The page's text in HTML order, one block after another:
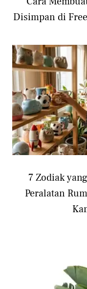
Disimpan di
7 Zodiak
Peralatan